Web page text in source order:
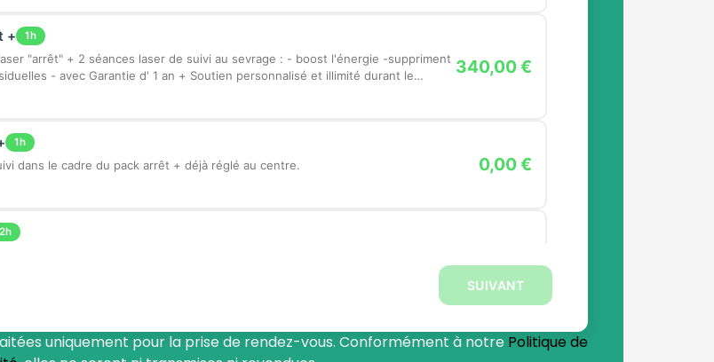
+ 1h
+ 2 séances laser de suivi au sevrage : - boost l'énergie -suppriment
- avec Garantie d' 1 an + Soutien personnalisé et illimité durant le
réalisé par votre praticien(ne).
340,00 €
1h
dans le cadre du pack arrêt + déjà réglé au centre.
0,00 €
2h
340,00 €
1h
SUIVANT
uniquement pour la prise de rendez-vous. Conformément à notre Politique de